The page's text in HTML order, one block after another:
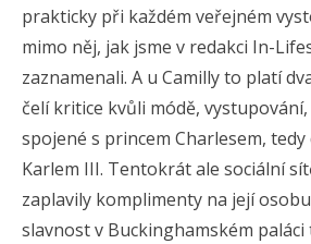
prakticky při každém veřejném
mimo něj, jak jsme v redakci In-
zaznamenali. A u Camilly to platí
čelí kritice kvůli módě,
spojené s princem Charlesem,
Karlem III. Tentokrát ale sociální
zaplavily komplimenty na její
slavnost v Buckinghamském